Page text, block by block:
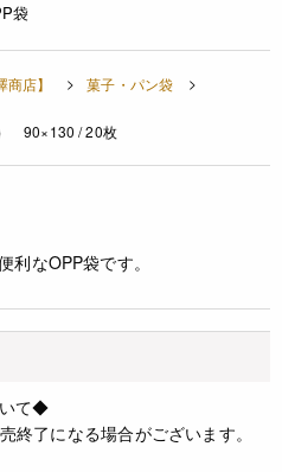
袋
店】
菓子・パン袋
90×130 / 20枚
利なOPP袋です。
て◆
終了になる場合がございます。